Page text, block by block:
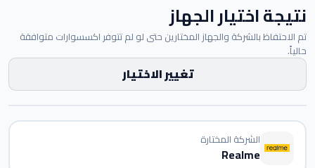
نتيجة اختيار الجهاز
تم الاحتفاظ بالشركة والجهاز المختارين حتى لو لم تتوفر اكسسوارات متوافقة
حالياً.
تغيير الاختيار
الشركة المختارة
Realme